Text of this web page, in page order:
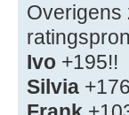
Overigens
Ivo +195!!
Silvia